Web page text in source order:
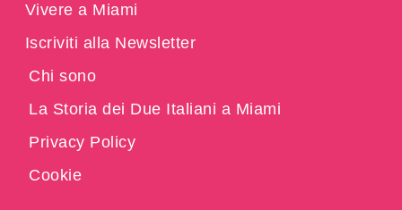
Vivere a Miami
Iscriviti alla Newsletter
Chi sono
La Storia dei Due Italiani a Miami
Privacy Policy
Cookie